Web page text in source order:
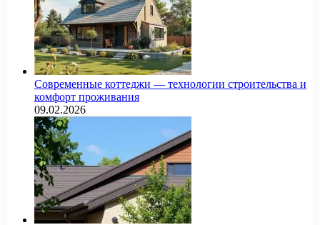
Современные коттеджи — технологии строительства и
комфорт проживания
09.02.2026